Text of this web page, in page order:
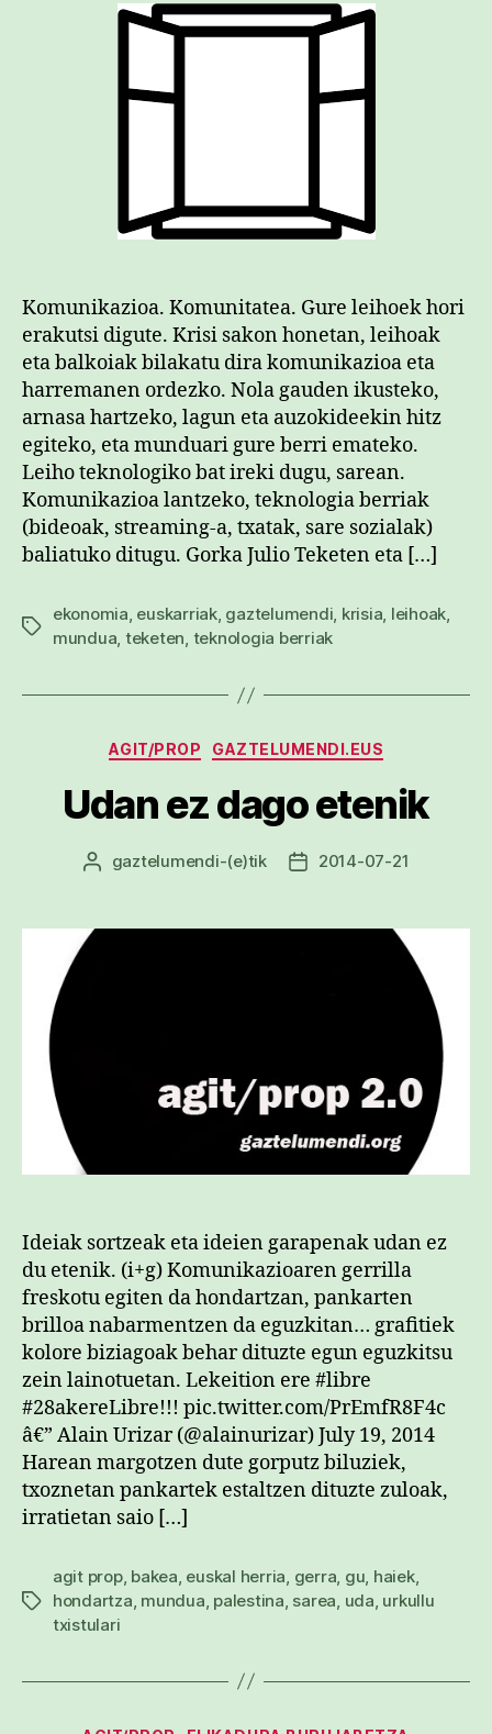
Komunikazioa. Komunitatea. Gure leihoek hori
erakutsi digute. Krisi sakon honetan, leihoak
eta balkoiak bilakatu dira komunikazioa eta
harremanen ordezko. Nola gauden ikusteko,
arnasa hartzeko, lagun eta auzokideekin hitz
egiteko, eta munduari gure berri emateko.
Leiho teknologiko bat ireki dugu, sarean.
Komunikazioa lantzeko, teknologia berriak
(bideoak, streaming-a, txatak, sare sozialak)
baliatuko ditugu. Gorka Julio Teketen eta […]
Etiketak
ekonomia, euskarriak, gaztelumendi, krisia, leihoak,
mundua, teketen, teknologia berriak
Kategoriak
AGIT/PROP GAZTELUMENDI.EUS
Udan ez dago etenik
Argitalpenaren
gaztelumendi-(e)tik
Argitalpenaren
2014-07-21
Ideiak sortzeak eta ideien garapenak udan ez
du etenik. (i+g) Komunikazioaren gerrilla
freskotu egiten da hondartzan, pankarten
brilloa nabarmentzen da eguzkitan… grafitiek
kolore biziagoak behar dituzte egun eguzkitsu
zein lainotuetan. Lekeition ere #libre
#28akereLibre!!! pic.twitter.com/PrEmfR8F4c
â€” Alain Urizar (@alainurizar) July 19, 2014
Harean margotzen dute gorputz biluziek,
txoznetan pankartek estaltzen dituzte zuloak,
irratietan saio […]
Etiketak
agit prop, bakea, euskal herria, gerra, gu, haiek,
hondartza, mundua, palestina, sarea, uda, urkullu
txistulari